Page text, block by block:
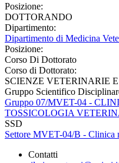
Posizione:
DOTTORANDO
Dipartimento:
Dipartimento di Medicina
Posizione:
Corso Di Dottorato
Corso di Dottorato:
SCIENZE VETERINARIE
Gruppo Scientifico
Gruppo 07/MVET-04 -
TOSSICOLOGIA
SSD
Settore MVET-04/B - Clinica
Contatti